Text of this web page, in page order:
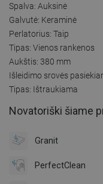
Spalva: Auksinė
Galvutė: Keraminė
Perlatorius: Taip
Tipas: Vienos rankenos
Aukštis: 380 mm
Išleidimo srovės
Tipas: Ištraukiama
Novatoriški šiame
Granit
PerfectClean